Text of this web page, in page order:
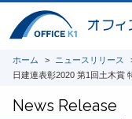
ホーム
ニュースリリース
日建連表彰2020 第1回土木賞
News Release